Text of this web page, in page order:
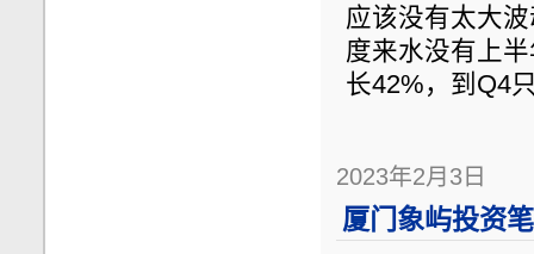
应该没有太大
度来水没有上
长42%，到Q4
2023年2月3日
厦门象屿投资